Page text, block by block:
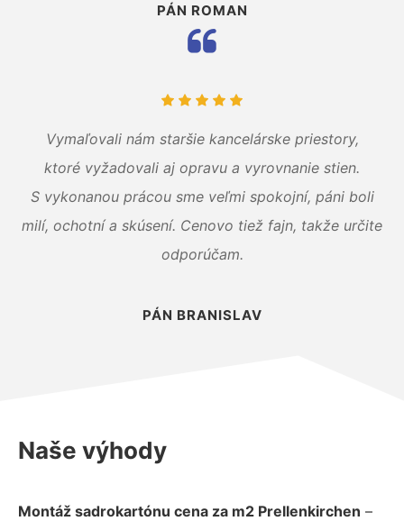
PÁN ROMAN
Vymaľovali nám staršie kancelárske priestory,
ktoré vyžadovali aj opravu a vyrovnanie stien.
S vykonanou prácou sme veľmi spokojní, páni boli
milí, ochotní a skúsení. Cenovo tiež fajn, takže určite
odporúčam.
PÁN BRANISLAV
Naše výhody
Montáž sadrokartónu cena za m2 Prellenkirchen –